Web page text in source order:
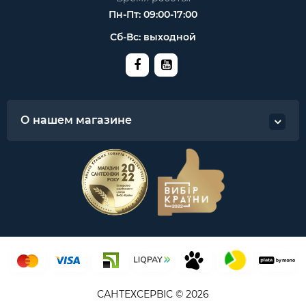
Пн-Пт: 09:00-17:00
Сб-Вс: выходной
О нашем магазине
САНТЕХСЕРВІС © 2026